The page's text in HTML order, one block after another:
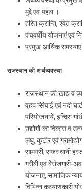
मुद्दे एवं पहल ।
हरित क्रान्ति, श्वेत
पंचवर्षीय योजनाएं एवं
प्रमुख आर्थिक
राजस्थान की अर्थव्यवस्था
राजस्थान की खाद्य व
वृहद सिंचाई एवं नदी
परियोजनायें, इन्दिरा
उद्योगों का विकास व
लघु, कुटीर एवं
सामग्री, राजस्थानी
गरीबी एवं बेरोजगारी-
योजनाए, सामाजिक
विभिन्न कल्याणकारी